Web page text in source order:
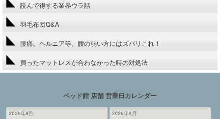
読んで得する業界ウラ話
羽毛布団Q&A
腰痛、ヘルニア等、腰の弱い方にはズバリこれ！
買ったマットレスが合わなかった時の対処法
ベッド館 店舗 営業日カレンダー
2026年8月
2026年9月